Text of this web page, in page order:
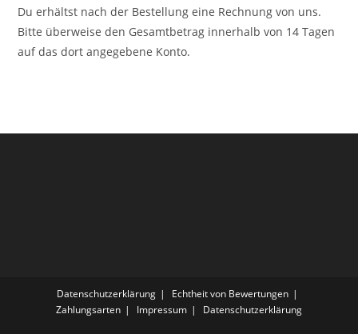
Du erhältst nach der Bestellung eine Rechnung von uns.
Bitte überweise den Gesamtbetrag innerhalb von 14 Tagen
auf das dort angegebene Konto.
Datenschutzerklärung
Echtheit von Bewertungen
Zahlungsarten
Impressum Datenschutzerklärung